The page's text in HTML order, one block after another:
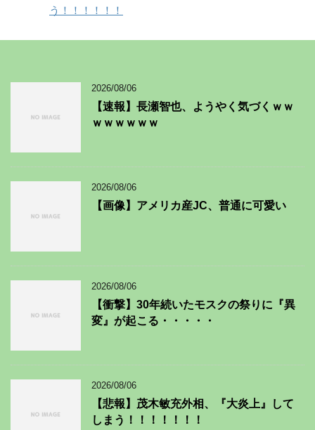
う！！！！！！
2026/08/06
【速報】長瀬智也、ようやく気づくｗｗ
ｗｗｗｗｗｗ
2026/08/06
【画像】アメリカ産JC、普通に可愛い
2026/08/06
【衝撃】30年続いたモスクの祭りに『異
変』が起こる・・・・・
2026/08/06
【悲報】茂木敏充外相、『大炎上』して
しまう！！！！！！！